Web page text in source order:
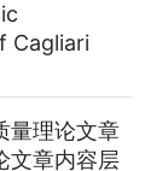
Cagliari
量理论文章
章内容层